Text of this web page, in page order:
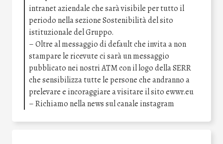
intranet aziendale che sarà visibile per tutto il
periodo nella sezione Sostenibilità del sito
istituzionale del Gruppo.
– Oltre al messaggio di default che invita a non
stampare le ricevute ci sarà un messaggio
pubblicato nei nostri ATM con il logo della SERR
che sensibilizza tutte le persone che andranno a
prelevare e incoraggiare a visitare il sito ewwr.eu
– Richiamo nella news sul canale instagram